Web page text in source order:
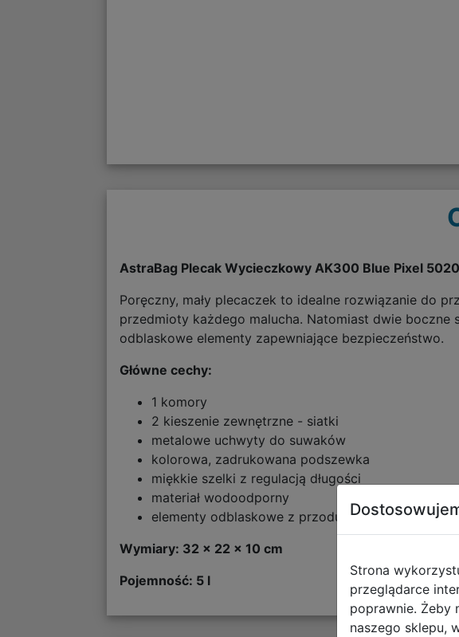
AstraBag Plecak Wycieczkowy AK300 Blue Pixel
Poręczny, mały plecaczek to idealne rozwiązanie do
przedmioty każdego malucha. Natomiast dwie
odblaskowe elementy zapewniające bezpieczeństwo.
Główne cechy:
1 komory
2 kieszenie zewnętrzne - siatki
metalowe uchwyty do suwaków
kolorowa, zadrukowana podszewka
miękkie szelki z regulacją długości
materiał wodoodporny
elementy odblaskowe z przodu i na szelkach
Wymiary: 32 x 22 x 10 cm
Pojemność: 5 l
Strona
przeglądarce
poprawnie. Żeby
naszego sklepu,